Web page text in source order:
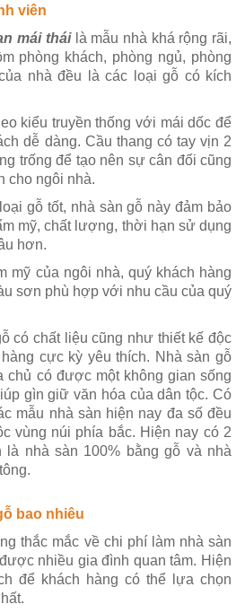
viên
mái tháilà mẫu nhà khá rộng rãi,
phòng khách, phòng ngủ, phòng
nhà đều là các loại gỗ có kích
kiểu truyền thống với mái dốc để
dễ dàng. Cầu thang có tay vịn 2
trống để tạo nên sự cân đối cũng
cho ngôi nhà.
gỗ tốt, nhà sàn gỗ này đảm bảo
mỹ, chất lượng, thời hạn sử dụng
hơn.
mỹ của ngôi nhà, quý khách hàng
sơn phù hợp với nhu cầu của quý
có chất liệu cũng như thiết kế độc
cực kỳ yêu thích. Nhà sàn gỗ
chủ có được một không gian sống
gìn giữ văn hóa của dân tộc. Có
mẫu nhà sàn hiện nay đa số đều
vùng núi phía bắc. Hiện nay có 2
là nhà sàn 100% bằng gỗ và nhà
bao nhiêu
thắc mắc về chi phí làm nhà sàn
nhiều gia đình quan tâm. Hiện
để khách hàng có thể lựa chọn